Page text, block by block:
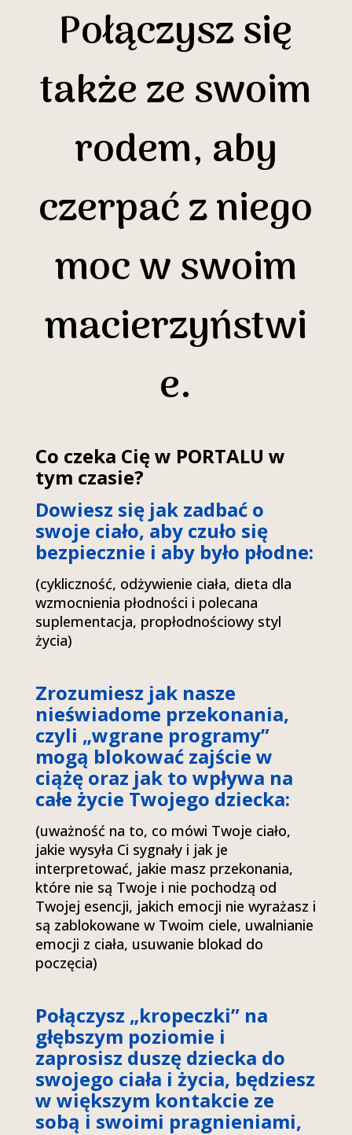
Połączysz się
także ze swoim
rodem, aby
czerpać z niego
moc w swoim
macierzyństwi
e.
Co czeka Cię w PORTALU w
tym czasie?
Dowiesz się jak zadbać o
swoje ciało, aby czuło się
bezpiecznie i aby było płodne:
(cykliczność, odżywienie ciała, dieta dla
wzmocnienia płodności i polecana
suplementacja, propłodnościowy styl
życia)
Zrozumiesz jak nasze
nieświadome przekonania,
czyli „wgrane programy”
mogą blokować zajście w
ciążę oraz jak to wpływa na
całe życie Twojego dziecka:
(uważność na to, co mówi Twoje ciało,
jakie wysyła Ci sygnały i jak je
interpretować, jakie masz przekonania,
które nie są Twoje i nie pochodzą od
Twojej esencji, jakich emocji nie wyrażasz i
są zablokowane w Twoim ciele, uwalnianie
emocji z ciała, usuwanie blokad do
poczęcia)
Połączysz „kropeczki” na
głębszym poziomie i
zaprosisz duszę dziecka do
swojego ciała i życia, będziesz
w większym kontakcie ze
sobą i swoimi pragnieniami,